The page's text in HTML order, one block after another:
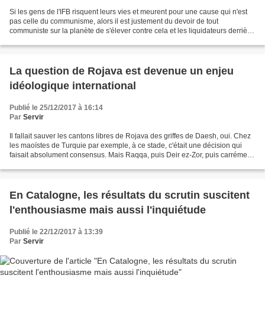
Si les gens de l'IFB risquent leurs vies et meurent pour une cause qui n'est
pas celle du communisme, alors il est justement du devoir de tout
communiste sur la planète de s'élever contre cela et les liquidateurs derrière
La question de Rojava est devenue un enjeu
idéologique international
Publié le 25/12/2017 à 16:14
Par Servir
Il fallait sauver les cantons libres de Rojava des griffes de Daesh, oui. Chez
les maoïstes de Turquie par exemple, à ce stade, c'était une décision qui
faisait absolument consensus. Mais Raqqa, puis Deir ez-Zor, puis carrément
En Catalogne, les résultats du scrutin suscitent
l'enthousiasme mais aussi l'inquiétude
Publié le 22/12/2017 à 13:39
Par Servir